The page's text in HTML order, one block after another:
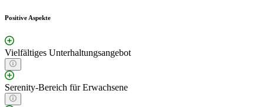
Positive Aspekte
Vielfältiges Unterhaltungsangebot
Serenity-Bereich für Erwachsene